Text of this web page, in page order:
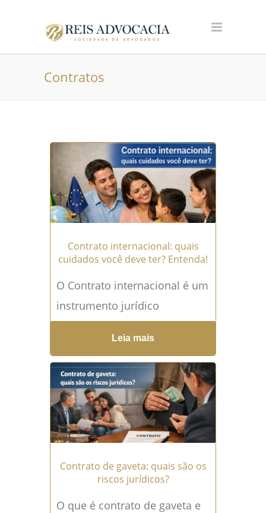
Contratos
Contrato internacional: quais
cuidados você deve ter? Entenda!
O Contrato internacional é um
instrumento jurídico
indispensável para empresas
e pessoas que realizam
negócios além das fronteiras
nacionais. Se você atua com...
Leia mais →
Leia mais
Contrato de gaveta: quais são os
riscos jurídicos?
O que é contrato de gaveta e